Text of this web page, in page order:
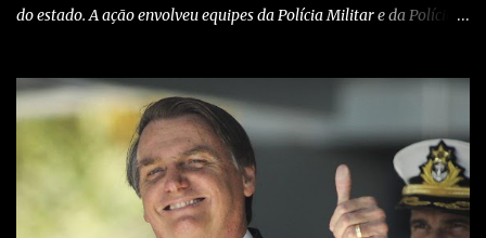
do estado. A ação envolveu equipes da Polícia Militar e da Polícia
confrontos com grupos rivais e com as próprias forças de
segurança. Confira detalhes no vídeo: Clique aqui para ter acesso
ao livro O Brasil e a pandemia de absurdos, escrito por juristas,
economistas, jornalistas e profissionais da saúde conservadores
sobre os absurdos praticados durante a pandemia de Covid-19,
como tiranias, campanhas anticientíficas, atos de corrupção,